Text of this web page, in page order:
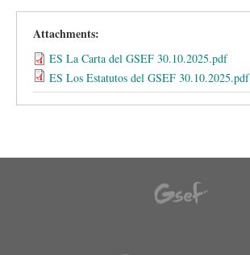
Attachments:
ES La Carta del GSEF 30.10.2025.pdf
ES Los Estatutos del GSEF 30.10.2025.pdf